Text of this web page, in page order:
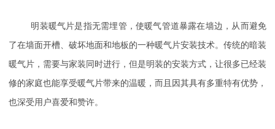
明装暖气片是指无需埋管，使暖气管道暴露在墙边，从而避免
了在墙面开槽、破坏地面和地板的一种暖气片安装技术。传统的暗装
暖气片，需要与家装同时进行，但是明装的安装方式，让很多已经装
修的家庭也能享受暖气片带来的温暖，而且因其具有多重特有优势，
也深受用户喜爱和赞许。